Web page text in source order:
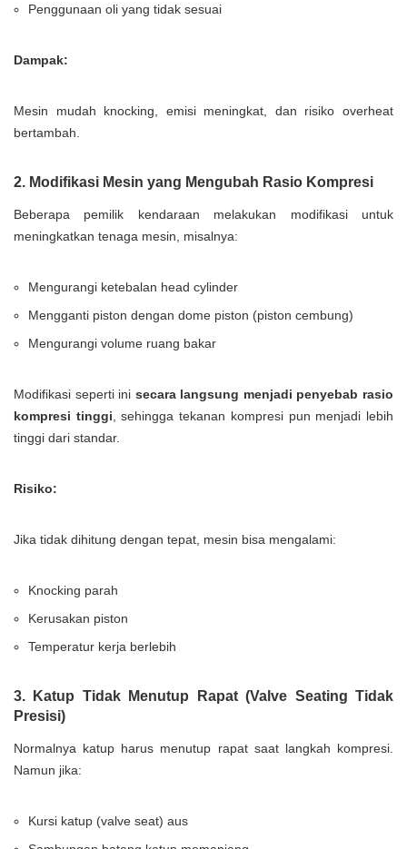
Penggunaan oli yang tidak sesuai
Dampak:
Mesin mudah knocking, emisi meningkat, dan risiko overheat
bertambah.
2. Modifikasi Mesin yang Mengubah Rasio Kompresi
Beberapa pemilik kendaraan melakukan modifikasi untuk
meningkatkan tenaga mesin, misalnya:
Mengurangi ketebalan head cylinder
Mengganti piston dengan dome piston (piston cembung)
Mengurangi volume ruang bakar
Modifikasi seperti ini secara langsung menjadi penyebab rasio
kompresi tinggi , sehingga tekanan kompresi pun menjadi lebih
tinggi dari standar.
Risiko:
Jika tidak dihitung dengan tepat, mesin bisa mengalami:
Knocking parah
Kerusakan piston
Temperatur kerja berlebih
3. Katup Tidak Menutup Rapat (Valve Seating Tidak
Presisi)
Normalnya katup harus menutup rapat saat langkah kompresi.
Namun jika:
Kursi katup (valve seat) aus